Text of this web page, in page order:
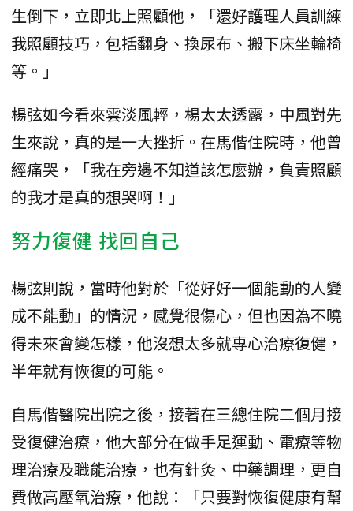
生倒下，立即北上照顧他，「還好護理人員訓練
我照顧技巧，包括翻身、換尿布、搬下床坐輪椅
等。」
楊弦如今看來雲淡風輕，楊太太透露，中風對先
生來說，真的是一大挫折。在馬偕住院時，他曾
經痛哭，「我在旁邊不知道該怎麼辦，負責照顧
的我才是真的想哭啊！」
努力復健 找回自己
楊弦則說，當時他對於「從好好一個能動的人變
成不能動」的情況，感覺很傷心，但也因為不曉
得未來會變怎樣，他沒想太多就專心治療復健，
半年就有恢復的可能。
自馬偕醫院出院之後，接著在三總住院二個月接
受復健治療，他大部分在做手足運動、電療等物
理治療及職能治療，也有針灸、中藥調理，更自
費做高壓氧治療，他說：「只要對恢復健康有幫